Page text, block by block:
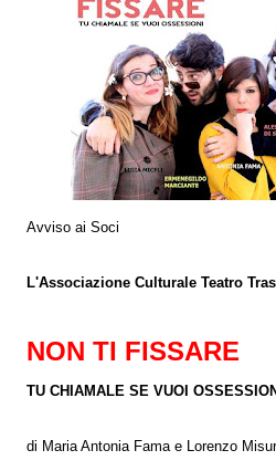
Avviso ai Soci
L'Associazione Culturale Teatro
NON TI FISSARE
TU CHIAMALE SE VUOI OSSESSIONI
di Maria Antonia Fama e Lorenzo